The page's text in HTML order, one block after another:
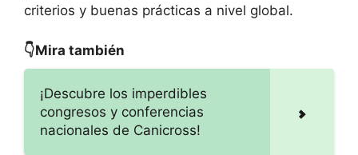
criterios y buenas prácticas a nivel global.
👇Mira también
¡Descubre los imperdibles
congresos y conferencias
nacionales de Canicross!